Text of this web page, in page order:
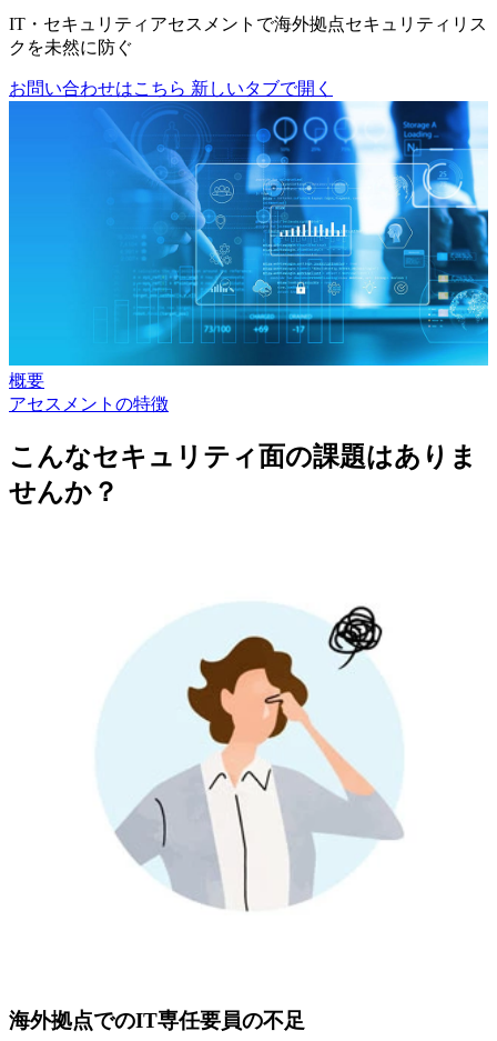
IT・セキュリティアセスメントで海外拠点セキュリティリス
クを未然に防ぐ
お問い合わせはこちら 新しいタブで開く
概要
アセスメントの特徴
こんなセキュリティ面の課題はありま
せんか？
海外拠点でのIT専任要員の不足